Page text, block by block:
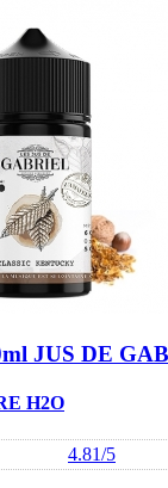
JUS DE
H2O
4.81/5